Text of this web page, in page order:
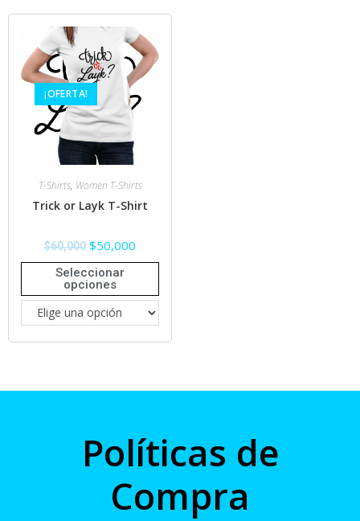
¡OFERTA!
T-Shirts, Women T-Shirts
Trick or Layk T-Shirt
$60,000 $50,000
Seleccionar
opciones
Políticas de
Compra